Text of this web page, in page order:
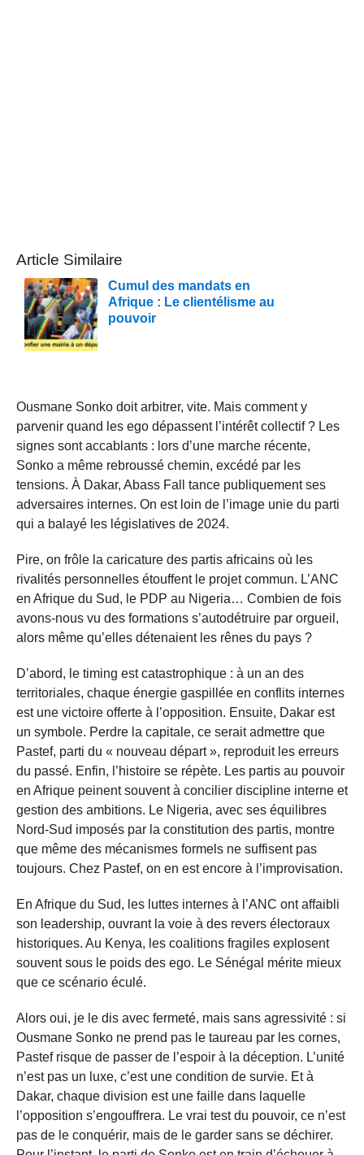
Article Similaire
Cumul des mandats en
Afrique : Le clientélisme au
pouvoir
Ousmane Sonko doit arbitrer, vite. Mais comment y
parvenir quand les ego dépassent l’intérêt collectif ? Les
signes sont accablants : lors d’une marche récente,
Sonko a même rebroussé chemin, excédé par les
tensions. À Dakar, Abass Fall tance publiquement ses
adversaires internes. On est loin de l’image unie du parti
qui a balayé les législatives de 2024.
Pire, on frôle la caricature des partis africains où les
rivalités personnelles étouffent le projet commun. L’ANC
en Afrique du Sud, le PDP au Nigeria… Combien de fois
avons-nous vu des formations s’autodétruire par orgueil,
alors même qu’elles détenaient les rênes du pays ?
D’abord, le timing est catastrophique : à un an des
territoriales, chaque énergie gaspillée en conflits internes
est une victoire offerte à l’opposition. Ensuite, Dakar est
un symbole. Perdre la capitale, ce serait admettre que
Pastef, parti du « nouveau départ », reproduit les erreurs
du passé. Enfin, l’histoire se répète. Les partis au pouvoir
en Afrique peinent souvent à concilier discipline interne et
gestion des ambitions. Le Nigeria, avec ses équilibres
Nord-Sud imposés par la constitution des partis, montre
que même des mécanismes formels ne suffisent pas
toujours. Chez Pastef, on en est encore à l’improvisation.
En Afrique du Sud, les luttes internes à l’ANC ont affaibli
son leadership, ouvrant la voie à des revers électoraux
historiques. Au Kenya, les coalitions fragiles explosent
souvent sous le poids des ego. Le Sénégal mérite mieux
que ce scénario éculé.
Alors oui, je le dis avec fermeté, mais sans agressivité : si
Ousmane Sonko ne prend pas le taureau par les cornes,
Pastef risque de passer de l’espoir à la déception. L’unité
n’est pas un luxe, c’est une condition de survie. Et à
Dakar, chaque division est une faille dans laquelle
l’opposition s’engouffrera. Le vrai test du pouvoir, ce n’est
pas de le conquérir, mais de le garder sans se déchirer.